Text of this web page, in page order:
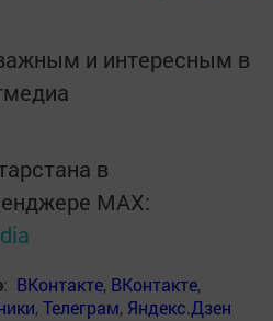
и интересным в
в
MАХ:
: ВКонтакте, ВКонтакте,
,Телеграм, Яндекс.Дзен